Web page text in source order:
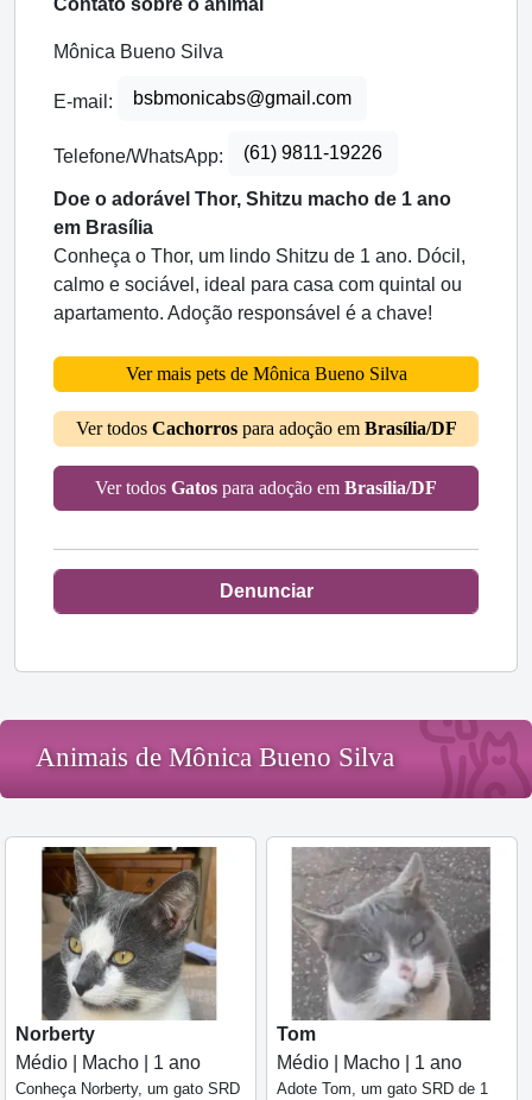
Contato sobre o animal
Mônica Bueno Silva
E-mail: bsbmonicabs@gmail.com
Telefone/WhatsApp: (61) 9811-19226
Doe o adorável Thor, Shitzu macho de 1 ano
em Brasília
Conheça o Thor, um lindo Shitzu de 1 ano. Dócil,
calmo e sociável, ideal para casa com quintal ou
apartamento. Adoção responsável é a chave!
Ver mais pets de Mônica Bueno Silva
Ver todos Cachorrospara adoção em Brasília/DF
Ver todos Gatos para adoção em Brasília/DF
Denunciar
Animais de Mônica Bueno Silva
Norberty
Médio | Macho | 1 ano
Conheça Norberty, um gato SRD
Tom
Médio | Macho | 1 ano
Adote Tom, um gato SRD de 1